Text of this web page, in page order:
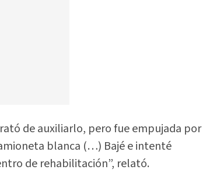
de auxiliarlo, pero fue empujada por
blanca (…) Bajé e intenté
de rehabilitación”, relató.